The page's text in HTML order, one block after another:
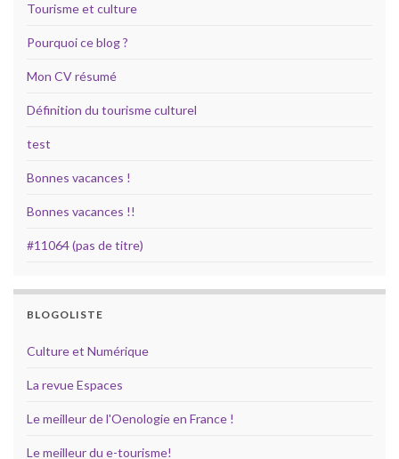
Tourisme et culture
Pourquoi ce blog ?
Mon CV résumé
Définition du tourisme culturel
test
Bonnes vacances !
Bonnes vacances !!
#11064 (pas de titre)
BLOGOLISTE
Culture et Numérique
La revue Espaces
Le meilleur de l'Oenologie en France !
Le meilleur du e-tourisme!